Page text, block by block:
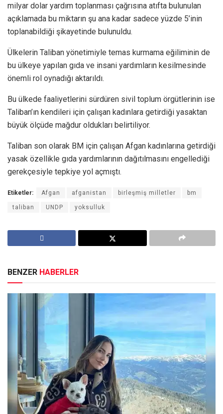
milyar dolar yardım toplanması çağrısına atıfta bulunulan
açıklamada bu miktarın şu ana kadar sadece yüzde 5’inin
toplanabildiği şikayetinde bulunuldu.
Ülkelerin Taliban yönetimiyle temas kurmama eğiliminin de
bu ülkeye yapılan gıda ve insani yardımların kesilmesinde
önemli rol oynadığı aktarıldı.
Bu ülkede faaliyetlerini sürdüren sivil toplum örgütlerinin ise
Taliban’ın kendileri için çalışan kadınlara getirdiği yasaktan
büyük ölçüde mağdur oldukları belirtiliyor.
Taliban son olarak BM için çalışan Afgan kadınlarına getirdiği
yasak özellikle gıda yardımlarının dağıtılmasını engellediği
gerekçesiyle tepkiye yol açmıştı.
Etiketler: Afgan afganistan birleşmiş milletler bm
taliban UNDP yoksulluk
BENZER HABERLER